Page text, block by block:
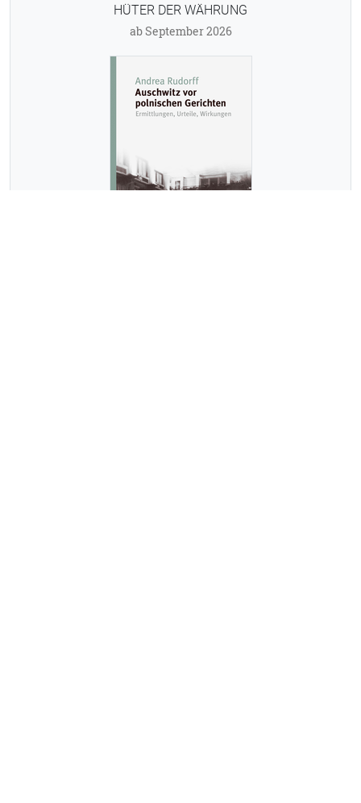
HÜTER DER WÄHRUNG
ab September 2026